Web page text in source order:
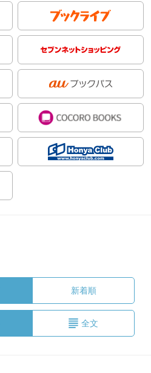
新着順
全文